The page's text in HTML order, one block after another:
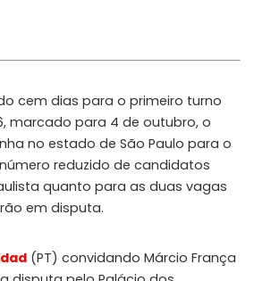
cem dias para o primeiro turno
marcado para 4 de outubro, o
no estado de São Paulo para o
reduzido de candidatos
quanto para as duas vagas
em disputa.
(PT) convidando Márcio França